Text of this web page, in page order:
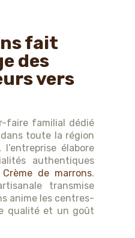
fait
des
vers
faire familial dédié
toute la région
l’entreprise élabore
authentiques
Crème de marrons.
transmise
anime les centres-
qualité et un goût